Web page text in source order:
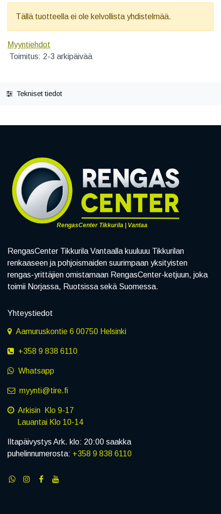
Tällä tuotteella ei ole kelvollista yhdistelmää.
Myyntiehdot
Toimitus: 2-3 arkipäivää
Tekniset tiedot
RengasCenter Tikkurila | Vantaa
RengasCenter Tikkurila Vantaalla kuuluuu Tikkurilan
renkaaseen ja pohjoismaiden suurimpaan yksityisten
rengas-yrittäjien omistamaan RengasCenter-ketjuun, joka
toimii Norjassa, Ruotsissa sekä Suomessa.
Yhteystiedot
Aamuruskontie 6 00750 Helsinki
+358 9 838 6110
Whatsapp
myynti@tire.fi
Arkisin Klo 9-17
Lauantai Klo 10-14
Iltapäivystys Ark. klo: 20:00 saakka
puhelinnumerosta: +358 9 838 6110